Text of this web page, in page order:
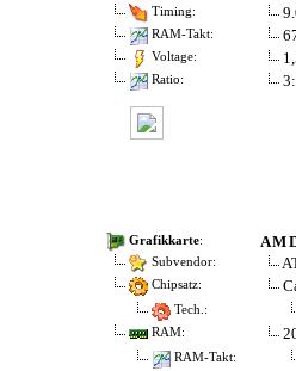
Timing:
RAM-Takt:
Voltage:
Ratio:
Grafikkarte:
Subvendor:
Chipsatz:
Tech.:
RAM:
RAM-Takt: